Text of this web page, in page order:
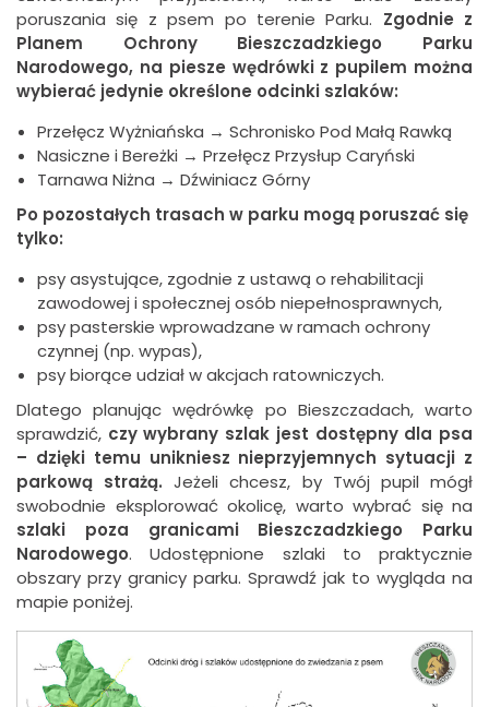
poruszania się z psem po terenie Parku. Zgodnie z
Planem Ochrony Bieszczadzkiego Parku
Narodowego, na piesze wędrówki z pupilem można
wybierać jedynie określone odcinki szlaków:
Przełęcz Wyżniańska → Schronisko Pod Małą Rawką
Nasiczne i Bereżki → Przełęcz Przysłup Caryński
Tarnawa Niżna → Dźwiniacz Górny
Po pozostałych trasach w parku mogą poruszać się
tylko:
psy asystujące, zgodnie z ustawą o rehabilitacji
zawodowej i społecznej osób niepełnosprawnych,
psy pasterskie wprowadzane w ramach ochrony
czynnej (np. wypas),
psy biorące udział w akcjach ratowniczych.
Dlatego planując wędrówkę po Bieszczadach, warto
sprawdzić, czy wybrany szlak jest dostępny dla psa
– dzięki temu unikniesz nieprzyjemnych sytuacji z
parkową strażą. Jeżeli chcesz, by Twój pupil mógł
swobodnie eksplorować okolicę, warto wybrać się na
szlaki poza granicami Bieszczadzkiego Parku
Narodowego. Udostępnione szlaki to praktycznie
obszary przy granicy parku. Sprawdź jak to wygląda na
mapie poniżej.